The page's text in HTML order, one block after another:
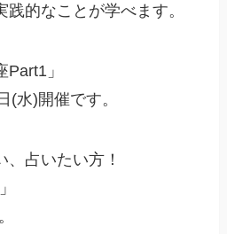
的なことが学べます。
」
(水)開催です。
、占いたい方！